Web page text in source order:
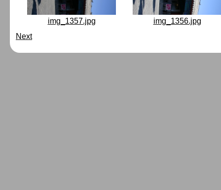
img_1357.jpg
img_1356.jpg
Next